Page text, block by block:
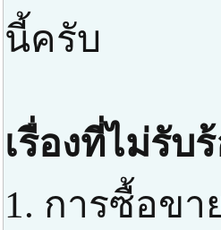
นี้ครับ
เรื่องที่ไม่รับ
1. การซื้อข